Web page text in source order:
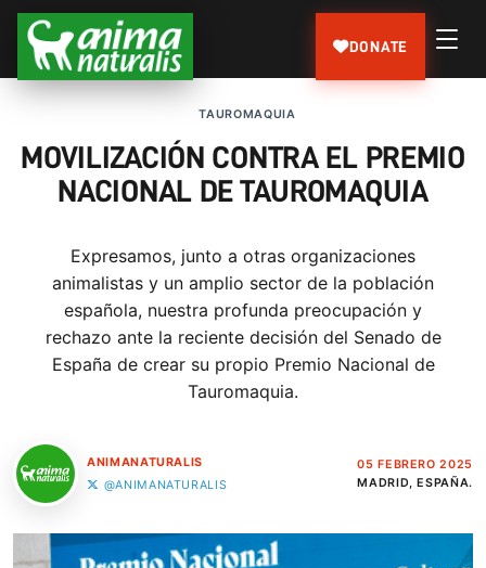
DONATE
TAUROMAQUIA
MOVILIZACIÓN CONTRA EL PREMIO
NACIONAL DE TAUROMAQUIA
Expresamos, junto a otras organizaciones
animalistas y un amplio sector de la población
española, nuestra profunda preocupación y
rechazo ante la reciente decisión del Senado de
España de crear su propio Premio Nacional de
Tauromaquia.
ANIMANATURALIS
@ANIMANATURALIS
05 FEBRERO 2025
MADRID, ESPAÑA.